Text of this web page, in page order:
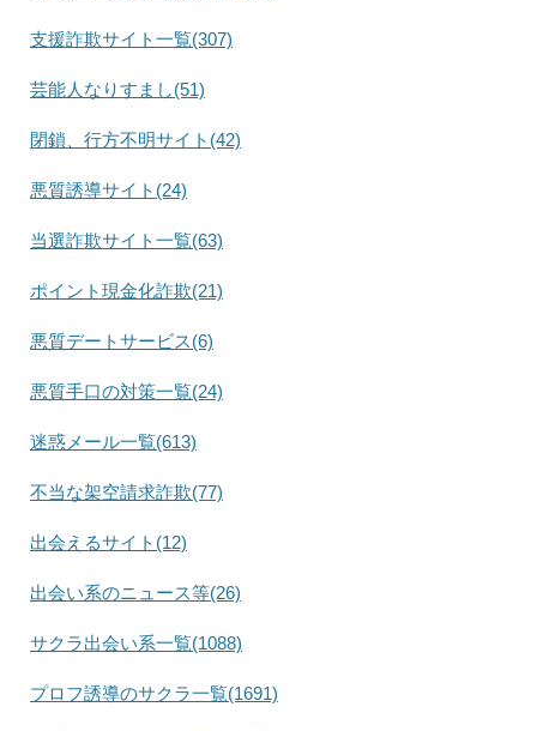
支援詐欺サイト一覧(307)
芸能人なりすまし(51)
閉鎖、行方不明サイト(42)
悪質誘導サイト(24)
当選詐欺サイト一覧(63)
ポイント現金化詐欺(21)
悪質デートサービス(6)
悪質手口の対策一覧(24)
迷惑メール一覧(613)
不当な架空請求詐欺(77)
出会えるサイト(12)
出会い系のニュース等(26)
サクラ出会い系一覧(1088)
プロフ誘導のサクラ一覧(1691)